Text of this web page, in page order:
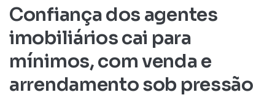
Confiança dos agentes
imobiliários cai para
mínimos, com venda e
arrendamento sob pressão